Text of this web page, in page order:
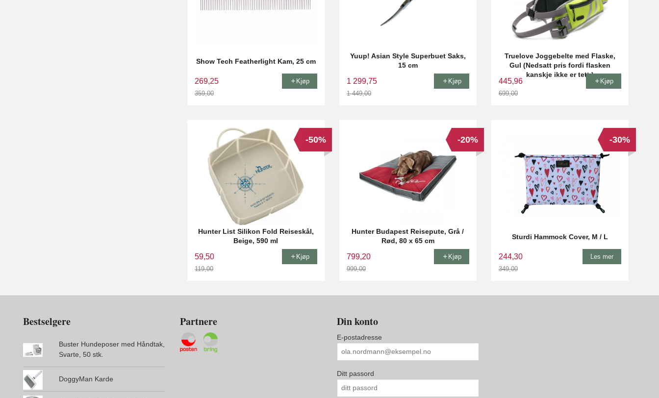
Show Tech Featherlight Kam, 25 cm
269,25
359,00
Kjøp
Yuup! Asian Style Superbuet Saks,
15 cm
1 299,75
1 449,00
Kjøp
Truelove Joggebelte med Flaske,
Gul (Nedsatt pris fordi flasken
kanskje ikke er tett.)
445,96
699,00
Kjøp
Hunter List Silikon Fold Reiseskål,
Beige, 590 ml
59,50
119,00
-50%
Kjøp
Hunter Budapest Reisepute, Grå /
Rød, 80 x 65 cm
799,20
999,00
-20%
Kjøp
Sturdi Hammock Cover, M / L
244,30
349,00
-30%
Les mer
Bestselgere
Buster Hundeposer med Håndtak,
Svarte, 50 stk.
DoggyMan Karde
Partnere Din konto
E-postadresse
Ditt passord